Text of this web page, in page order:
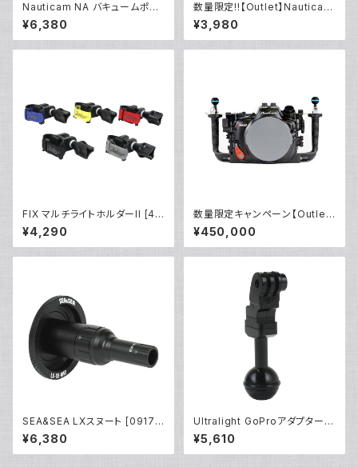
Nauticam NA バキュームポン
プ [20671]
¥6,380
数量限定!!【Outlet】Nauticam
NA ハウジングキャリングバッグ
MS
¥3,980
FIX マルチライトホルダーII [40
230]
¥4,290
数量限定キャンペーン【Outlet/
展示使用品】Nauticam R5ハウ
ジング バキュームバルブ付き
¥450,000
SEA&SEA LXスヌート [0917
2]
¥6,380
Ultralight GoProアダプター
[40176]
¥5,610